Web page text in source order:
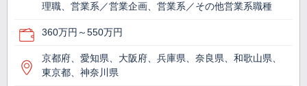
理職、営業系／営業企画、営業系／その他営業系職種
360万円～550万円
京都府、愛知県、大阪府、兵庫県、奈良県、和歌山県、
東京都、神奈川県